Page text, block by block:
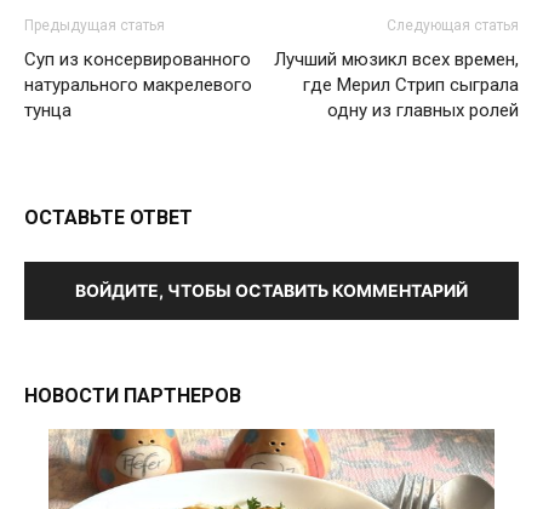
Предыдущая статья
Суп из консервированного
натурального макрелевого
тунца
Следующая статья
Лучший мюзикл всех времен,
где Мерил Стрип сыграла
одну из главных ролей
ОСТАВЬТЕ ОТВЕТ
ВОЙДИТЕ, ЧТОБЫ ОСТАВИТЬ КОММЕНТАРИЙ
НОВОСТИ ПАРТНЕРОВ